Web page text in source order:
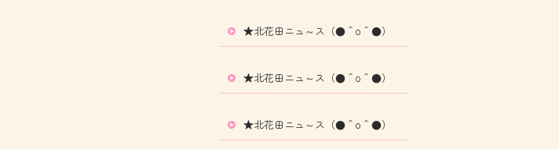
★北花田ニュ～ス（●＾o＾●）
★北花田ニュ～ス（●＾o＾●）
★北花田ニュ～ス（●＾o＾●）